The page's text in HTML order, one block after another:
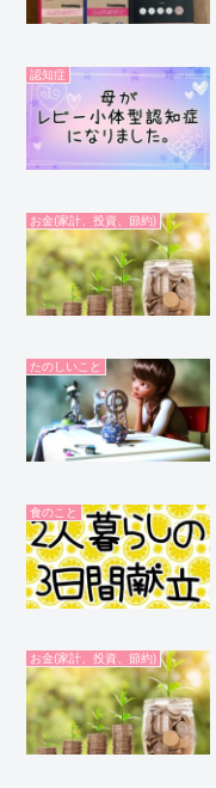
認知症
お金(家計、投資、節約)
たのしいこと
食のこと
お金(家計、投資、節約)